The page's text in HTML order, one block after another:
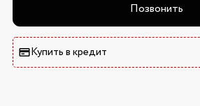
Позвонить
Купить в кредит